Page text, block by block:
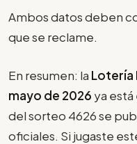
Ambos datos deben
que se reclame.
En resumen: la Lotería
mayo de 2026 ya
del sorteo 4626 se
oficiales. Si jugaste